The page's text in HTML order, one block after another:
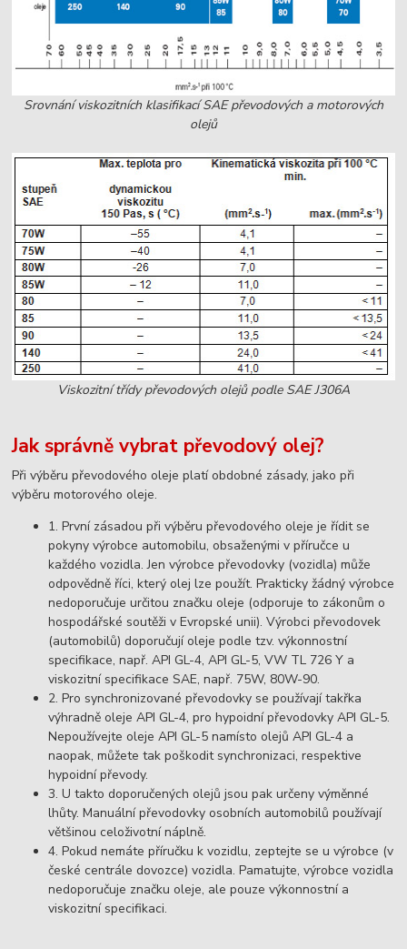
Srovnání viskozitních klasifikací SAE převodových a motorových
olejů
Viskozitní třídy převodových olejů podle SAE J306A
Jak správně vybrat převodový olej?
Při výběru převodového oleje platí obdobné zásady, jako při
výběru motorového oleje.
1. První zásadou při výběru převodového oleje je řídit se
pokyny výrobce automobilu, obsaženými v příručce u
každého vozidla. Jen výrobce převodovky (vozidla) může
odpovědně říci, který olej lze použít. Prakticky žádný výrobce
nedoporučuje určitou značku oleje (odporuje to zákonům o
hospodářské soutěži v Evropské unii). Výrobci převodovek
(automobilů) doporučují oleje podle tzv. výkonnostní
specifikace, např. API GL-4, API GL-5, VW TL 726 Y a
viskozitní specifikace SAE, např. 75W, 80W-90.
2. Pro synchronizované převodovky se používají takřka
výhradně oleje API GL-4, pro hypoidní převodovky API GL-5.
Nepoužívejte oleje API GL-5 namísto olejů API GL-4 a
naopak, můžete tak poškodit synchronizaci, respektive
hypoidní převody.
3. U takto doporučených olejů jsou pak určeny výměnné
lhůty. Manuální převodovky osobních automobilů používají
většinou celoživotní náplně.
4. Pokud nemáte příručku k vozidlu, zeptejte se u výrobce (v
české centrále dovozce) vozidla. Pamatujte, výrobce vozidla
nedoporučuje značku oleje, ale pouze výkonnostní a
viskozitní specifikaci.